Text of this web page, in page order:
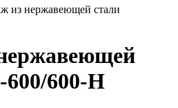
из нержавеющей стали
600-Н